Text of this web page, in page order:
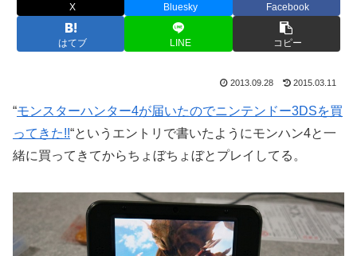
X Bluesky Facebook
はてブ LINE コピー
2013.09.28 2015.03.11
“モンスターハンター4が届いたのでニンテンドー3DSを買
ってきた!!“というエントリで書いたようにモンハン4と一
緒に買ってきてからちょぼちょぼとプレイしてる。